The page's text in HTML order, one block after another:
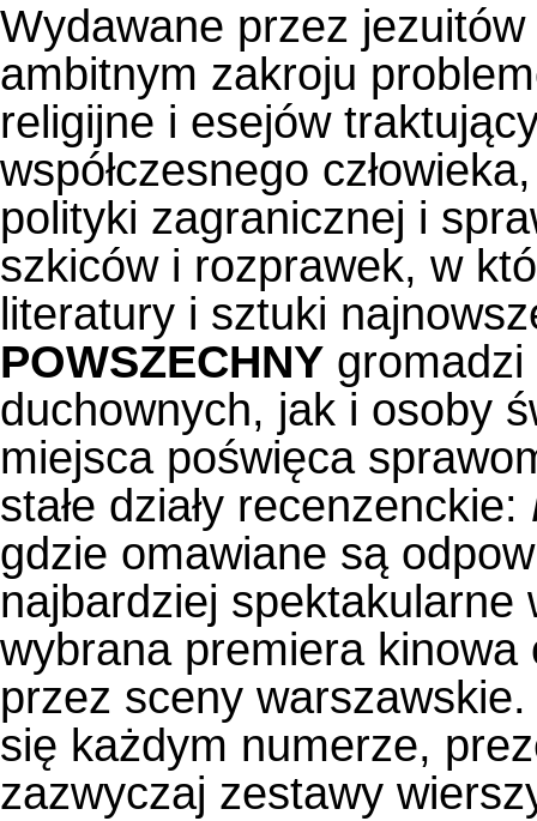
Wydawane przez
ambitnym zakroju
religijne i esejów
współczesnego
polityki zagranicznej i
szkiców i rozprawek, w
literatury i sztuki
POWSZECHNY
duchownych, jak i osoby
miejsca poświęca
stałe działy recenzenckie:
gdzie omawiane są
najbardziej spektakularne
wybrana premiera
przez sceny
się każdym numerze,
zazwyczaj zestawy